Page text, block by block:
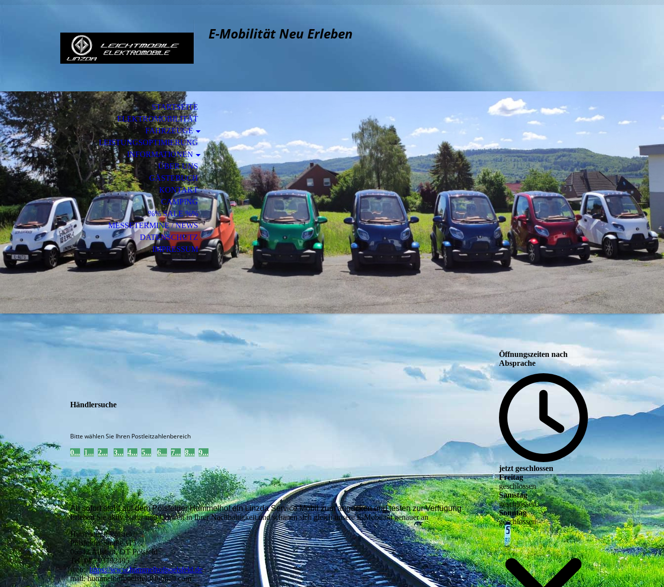
E-Mobilität Neu Erleben
STARTSEITE
ELEKTROMOBILITÄT
FAHRZEUGE
LEISTUNGSOPTIMIERUNG
INFORMATIONEN
ÜBER UNS
GÄSTEBUCH
KONTAKT
CAMPING
%% SALE %%
MESSETERMINE / NEWS
DATENSCHUTZ
IMPRESSUM
Händlersuche
Bitte wählen Sie Ihren Postleitzahlenbereich
0... 1... 2... 3... 4... 5... 6... 7... 8... 9...
Ab sofort steht auf dem Pölsfelder Hummelhof ein Linzda Service Mobil zum angucken und testen zur Verfügung
Erleben Sie aktiv Natur und Umwelt in Ihrer Nachhaltigkeit und schauen sich gleich unsere E-Mobilität genauer an
Hummelhof Pölsfeld
Pölsfelder Straße 115
06542 Allstedt, OT Pölsfeld
Tel: 0173/3792495
web:https://www.hummelhofpoelsfeld.de
mail: hummelhofpoelsfeld@gmail.com
Öffnungszeiten nach
Absprache
jetzt geschlossen
Freitag
geschlossen
Samstag
geschlossen
Sonntag
geschlossen